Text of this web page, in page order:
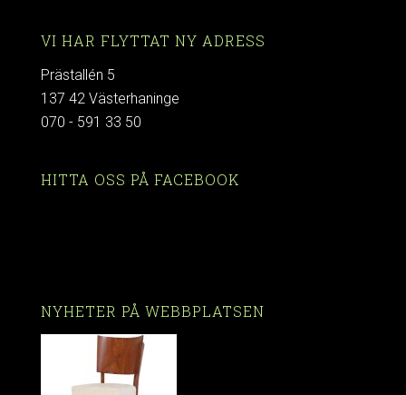
VI HAR FLYTTAT NY ADRESS
Prästallén 5
137 42 Västerhaninge
070 - 591 33 50
HITTA OSS PÅ FACEBOOK
NYHETER PÅ WEBBPLATSEN